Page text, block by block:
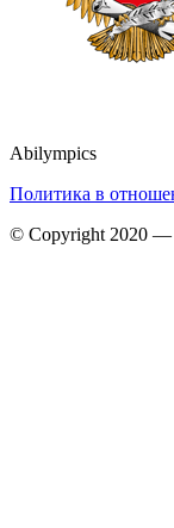
Abilympics
Политика в
© Copyright 2020 —